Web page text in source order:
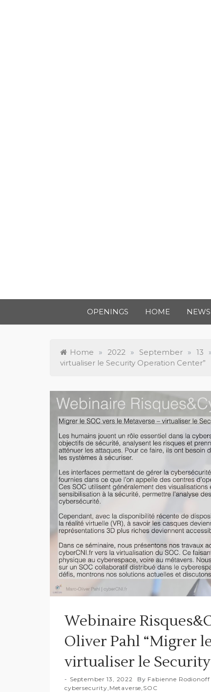
OPENINGS HOME NEWS
Home » 2022 » September » 13
virtualiser le Security Operation Center”
Webinaire
Oliver Pahl “Migrer
virtualiser le
September 13, 2022 By Fabienne Rodionoff
cybersecurity, Metaverse, SOC